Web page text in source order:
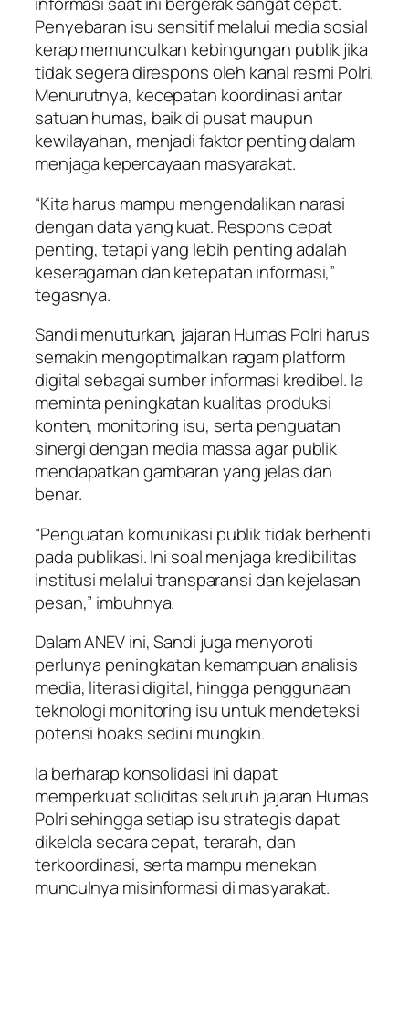
Penyebaran isu sensitif melalui media sosial
kerap memunculkan kebingungan publik jika
tidak segera direspons oleh kanal resmi Polri.
Menurutnya, kecepatan koordinasi antar
satuan humas, baik di pusat maupun
kewilayahan, menjadi faktor penting dalam
menjaga kepercayaan masyarakat.
“Kita harus mampu mengendalikan narasi
dengan data yang kuat. Respons cepat
penting, tetapi yang lebih penting adalah
keseragaman dan ketepatan informasi,”
tegasnya.
Sandi menuturkan, jajaran Humas Polri harus
semakin mengoptimalkan ragam platform
digital sebagai sumber informasi kredibel. Ia
meminta peningkatan kualitas produksi
konten, monitoring isu, serta penguatan
sinergi dengan media massa agar publik
mendapatkan gambaran yang jelas dan
benar.
“Penguatan komunikasi publik tidak berhenti
pada publikasi. Ini soal menjaga kredibilitas
institusi melalui transparansi dan kejelasan
pesan,” imbuhnya.
Dalam ANEV ini, Sandi juga menyoroti
perlunya peningkatan kemampuan analisis
media, literasi digital, hingga penggunaan
teknologi monitoring isu untuk mendeteksi
potensi hoaks sedini mungkin.
Ia berharap konsolidasi ini dapat
memperkuat soliditas seluruh jajaran Humas
Polri sehingga setiap isu strategis dapat
dikelola secara cepat, terarah, dan
terkoordinasi, serta mampu menekan
munculnya misinformasi di masyarakat.